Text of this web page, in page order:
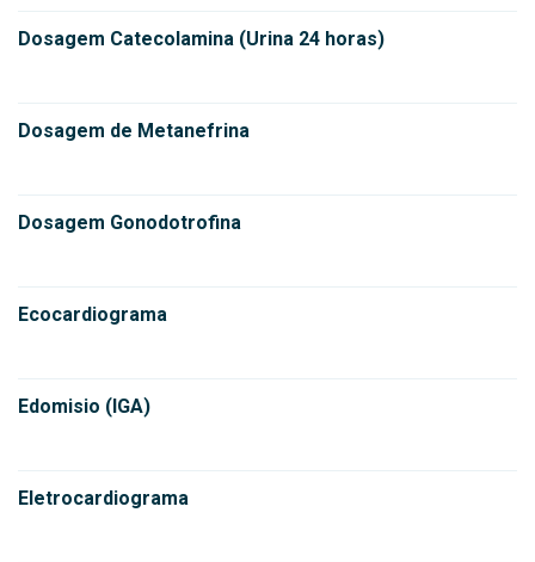
Dosagem Catecolamina (Urina 24 horas)
Dosagem de Metanefrina
Dosagem Gonodotrofina
Ecocardiograma
Edomisio (IGA)
Eletrocardiograma